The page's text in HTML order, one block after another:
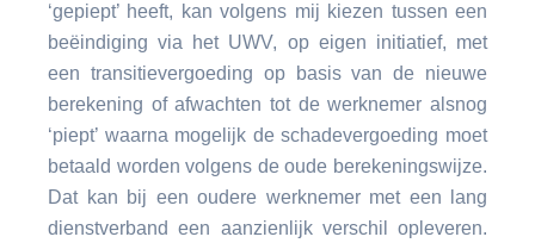
‘gepiept’ heeft, kan volgens mij kiezen tussen een
beëindiging via het UWV, op eigen initiatief, met
een transitievergoeding op basis van de nieuwe
berekening of afwachten tot de werknemer alsnog
‘piept’ waarna mogelijk de schadevergoeding moet
betaald worden volgens de oude berekeningswijze.
Dat kan bij een oudere werknemer met een lang
dienstverband een aanzienlijk verschil opleveren.